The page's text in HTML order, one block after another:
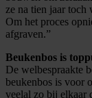
ze na tien jaar toch
Om het proces
afgraven.”
Beukenbos is
De welbespraakte
beukenbos is voor
veelal zo bij elkaar